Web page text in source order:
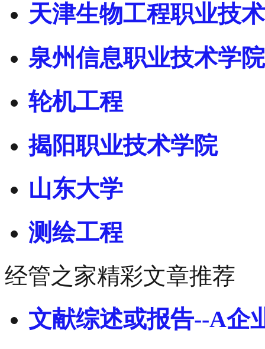
天津生物工程职业技
泉州信息职业技术学院
轮机工程
揭阳职业技术学院
山东大学
测绘工程
经管之家精彩文章推荐
文献综述或报告--A企